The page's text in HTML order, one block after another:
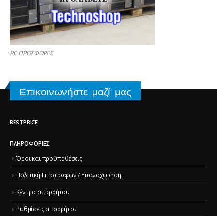
PC ΠΡΟΣΦΟΡΕΣ
Επικοινωνήστε μαζί μας
BESTPRICE
ΠΛΗΡΟΦΟΡΊΕΣ
Όροι και προϋποθέσεις
Πολιτική Επιστροφών / Υπαναχώρηση
Κέντρο απορρήτου
Ρυθμίσεις απορρήτου